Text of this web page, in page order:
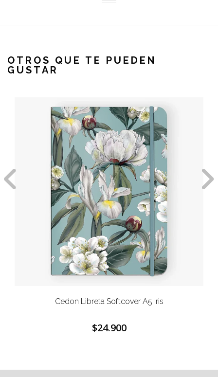
OTROS QUE TE PUEDEN
GUSTAR
Cedon Libreta Softcover A5 Iris
$24.900